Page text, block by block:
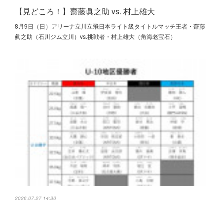
【見どころ！】齋藤眞之助 vs. 村上雄大
8月9日（日）アリーナ立川立飛日本ライト級タイトルマッチ王者・齋藤
眞之助（石川ジム立川）vs.挑戦者・村上雄大（角海老宝石）
2026.07.27 14:30